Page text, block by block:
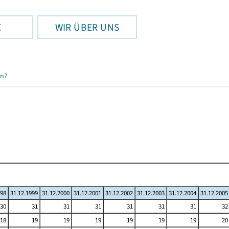
WIR ÜBER UNS
31.12.1999 31.12.2000 31.12.2001 31.12.2002 31.12.2003 31.12.2004 31.12.2005
30 31 31 31 31 31 31
32
18 19 19 19 19 19 19
20